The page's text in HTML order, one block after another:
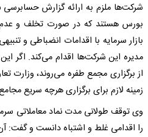
شرکت‌ها ملزم به ارائه گزارش
بورس هستند که در صورت تخلف و عدم
بازار سرمایه با اقدامات انضباطی و
مدیره این شرکت‌ها اقدام می‌کند. اگر
از برگزاری مجمع طفره می‌روند، وزارت
زمینه لازم برای برگزاری هرچه سریع
وی توقف طولانی مدت نماد معاملاتی
را اقدامی غلط و اشتباه دانست و گفت: